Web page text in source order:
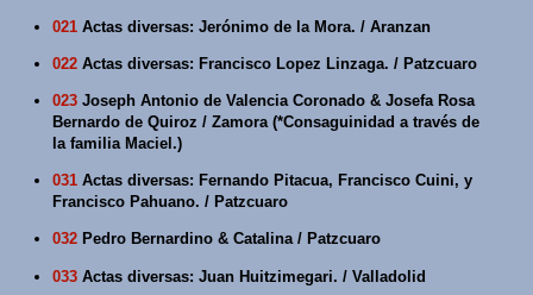
021 Actas diversas: Jerónimo de la Mora. / Aranzan
022 Actas diversas: Francisco Lopez Linzaga. / Patzcuaro
023 Joseph Antonio de Valencia Coronado & Josefa Rosa
Bernardo de Quiroz / Zamora (*Consaguinidad a través de
la familia Maciel.)
031 Actas diversas: Fernando Pitacua, Francisco Cuini, y
Francisco Pahuano. / Patzcuaro
032 Pedro Bernardino & Catalina / Patzcuaro
033 Actas diversas: Juan Huitzimegari. / Valladolid